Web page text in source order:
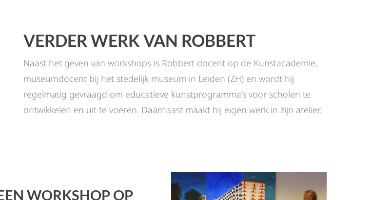
VERDER WERK VAN ROBBERT
Naast het geven van workshops is Robbert docent op de Kunstacademie,
museumdocent bij het stedelijk museum in Leiden (ZH) en wordt hij
regelmatig gevraagd om educatieve kunstprogramma’s voor scholen te
ontwikkelen en uit te voeren. Daarnaast maakt hij eigen werk in zijn atelier.
WORKSHOP OP